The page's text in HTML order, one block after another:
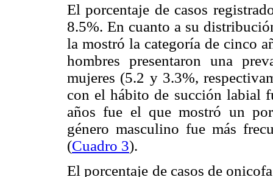
El porcentaje de casos
8.5%. En cuanto a su
la mostró la categoría de cinco
hombres presentaron una
mujeres (5.2 y 3.3%,
con el hábito de succión labial
años fue el que mostró un
género masculino fue más
(Cuadro 3).
El porcentaje de casos de